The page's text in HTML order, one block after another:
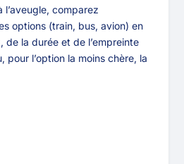
l’aveugle, comparez
options (train, bus, avion) en
la durée et de l’empreinte
pour l’option la moins chère, la